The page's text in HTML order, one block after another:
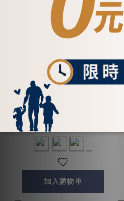
真皮單層零錢包-四色
(075076)
NT$900
加入購物車